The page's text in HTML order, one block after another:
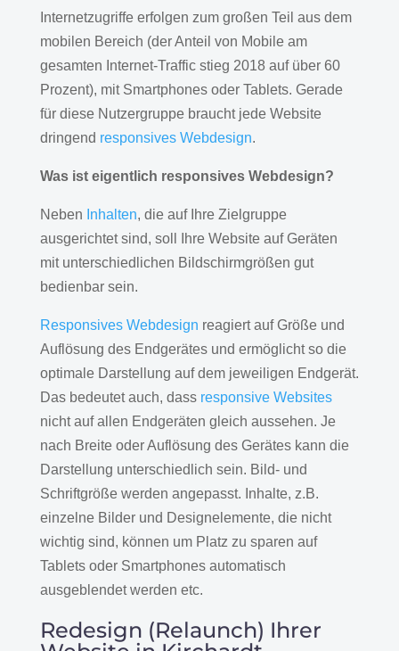
Internetzugriffe erfolgen zum großen Teil aus dem
mobilen Bereich (der Anteil von Mobile am
gesamten Internet-Traffic stieg 2018 auf über 60
Prozent), mit Smartphones oder Tablets. Gerade
für diese Nutzergruppe braucht jede Website
dringend responsives Webdesign.
Was ist eigentlich responsives Webdesign?
Neben Inhalten, die auf Ihre Zielgruppe
ausgerichtet sind, soll Ihre Website auf Geräten
mit unterschiedlichen Bildschirmgrößen gut
bedienbar sein.
Responsives Webdesign reagiert auf Größe und
Auflösung des Endgerätes und ermöglicht so die
optimale Darstellung auf dem jeweiligen Endgerät.
Das bedeutet auch, dass responsive Websites
nicht auf allen Endgeräten gleich aussehen. Je
nach Breite oder Auflösung des Gerätes kann die
Darstellung unterschiedlich sein. Bild- und
Schriftgröße werden angepasst. Inhalte, z.B.
einzelne Bilder und Designelemente, die nicht
wichtig sind, können um Platz zu sparen auf
Tablets oder Smartphones automatisch
ausgeblendet werden etc.
Redesign (Relaunch) Ihrer